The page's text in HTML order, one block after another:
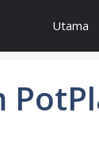
Utama